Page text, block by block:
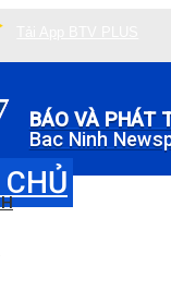
BÁO VÀ PHÁT
Bac Ninh